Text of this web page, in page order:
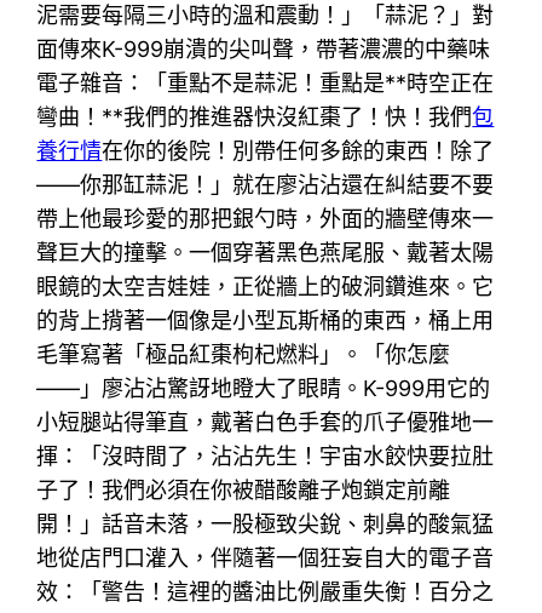
泥需要每隔三小時的溫和震動！」「蒜泥？」對
面傳來K-999崩潰的尖叫聲，帶著濃濃的中藥味
電子雜音：「重點不是蒜泥！重點是**時空正在
彎曲！**我們的推進器快沒紅棗了！快！我們包
養行情在你的後院！別帶任何多餘的東西！除了
——你那缸蒜泥！」就在廖沾沾還在糾結要不要
帶上他最珍愛的那把銀勺時，外面的牆壁傳來一
聲巨大的撞擊。一個穿著黑色燕尾服、戴著太陽
眼鏡的太空吉娃娃，正從牆上的破洞鑽進來。它
的背上揹著一個像是小型瓦斯桶的東西，桶上用
毛筆寫著「極品紅棗枸杞燃料」。「你怎麼
——」廖沾沾驚訝地瞪大了眼睛。K-999用它的
小短腿站得筆直，戴著白色手套的爪子優雅地一
揮：「沒時間了，沾沾先生！宇宙水餃快要拉肚
子了！我們必須在你被醋酸離子炮鎖定前離
開！」話音未落，一股極致尖銳、刺鼻的酸氣猛
地從店門口灌入，伴隨著一個狂妄自大的電子音
效：「警告！這裡的醬油比例嚴重失衡！百分之